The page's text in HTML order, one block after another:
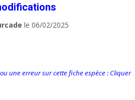
le 06/02/2025
une erreur sur cette fiche espèce : Cliquer